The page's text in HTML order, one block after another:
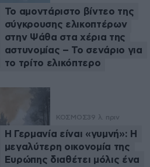
Το αμοντάριστο βίντεο της
σύγκρουσης ελικοπτέρων
στην Ψάθα στα χέρια της
αστυνομίας – Το σενάριο για
το τρίτο ελικόπτερο
ΚΟΣΜΟΣ39 λ. πριν
Η Γερμανία είναι «γυμνή»: Η
μεγαλύτερη οικονομία της
Ευρώπης διαθέτει μόλις ένα